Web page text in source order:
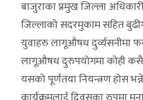
बाजुराका प्रमुख जिल्ला
जिल्लाको सदरमुकाम सहित
युवाहरु लागूऔषध दुर्व्यसनीमा
लागूऔषध दुरुपयोगमा कोही
यसको पूर्णतया नियन्त्रण होस